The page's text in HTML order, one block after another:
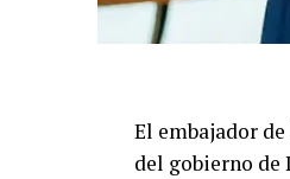
El embajador
del gobierno de